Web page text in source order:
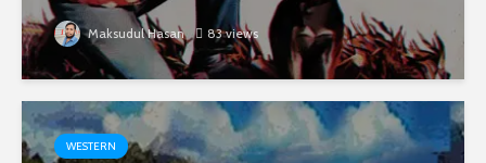
Maksudul Hasan 83 views
WESTERN